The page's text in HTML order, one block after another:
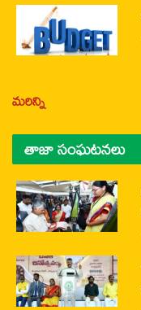
మరిన్ని
తాజా సంఘటనలు